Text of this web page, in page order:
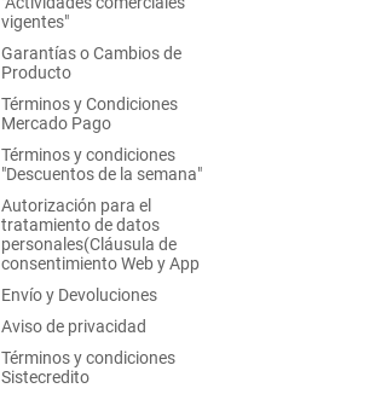
vigentes"
Garantías o Cambios de
Producto
Términos y Condiciones
Mercado Pago
Términos y condiciones
"Descuentos de la semana"
Autorización para el
tratamiento de datos
personales(Cláusula de
consentimiento Web y App
Envío y Devoluciones
Aviso de privacidad
Términos y condiciones
Sistecredito